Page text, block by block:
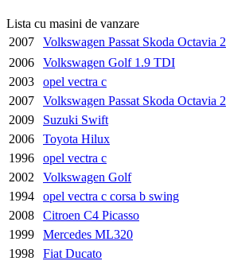
Lista cu masini de vanzare
2007
Volkswagen Passat Skoda Octavia 2
2006
Volkswagen Golf 1.9 TDI
2003
opel vectra c
2007
Volkswagen Passat Skoda Octavia 2
2009
Suzuki Swift
2006
Toyota Hilux
1996
opel vectra c
2002
Volkswagen Golf
1994
opel vectra c corsa b swing
2008
Citroen C4 Picasso
1999
Mercedes ML320
1998
Fiat Ducato